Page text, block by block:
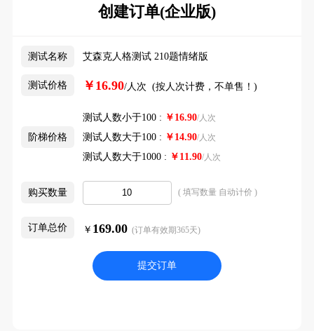
创建订单(企业版)
测试名称 艾森克人格测试 210题情绪版
测试价格 ￥16.90/人次 (按人次计费，不单售！)
阶梯价格
测试人数小于100 : ￥ 16.90/人次
测试人数大于100 : ￥ 14.90/人次
测试人数大于1000 : ￥ 11.90/人次
购买数量 ( 填写数量 自动计价 )
订单总价 ￥ 169.00(订单有效期365天)
提交订单